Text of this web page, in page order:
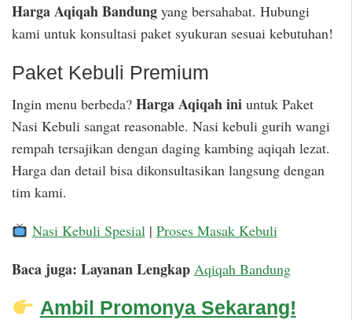
Harga Aqiqah Bandung yang bersahabat. Hubungi
kami untuk konsultasi paket syukuran sesuai kebutuhan!
Paket Kebuli Premium
Ingin menu berbeda? Harga Aqiqah ini untuk Paket
Nasi Kebuli sangat reasonable. Nasi kebuli gurih wangi
rempah tersajikan dengan daging kambing aqiqah lezat.
Harga dan detail bisa dikonsultasikan langsung dengan
tim kami.
Nasi Kebuli Spesial| Proses Masak Kebuli
Baca juga: Layanan Lengkap Aqiqah Bandung
Ambil Promonya Sekarang!